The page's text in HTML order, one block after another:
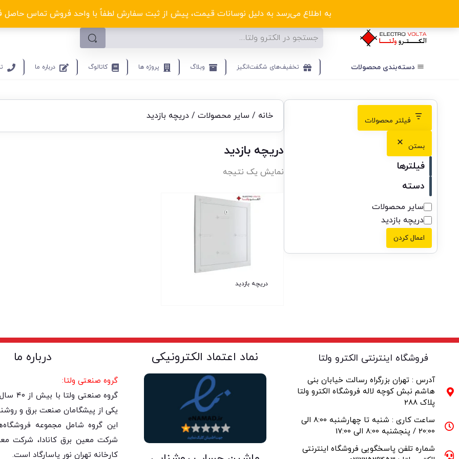
به اطلاع می‌رسد به دلیل نوسانات قیمت، پیش از ثبت سفارش لطفاً با واحد فروش تماس حاصل
الکترو ولتا با تخفیف‌های شگفت‌انگیز! کلیک کنید
دسته‌بندی‌ محصولات تخفیف‌های شگفت‌انگیز وبلاگ پروژه ها کاتالوگ درباره ما
فیلتر محصولات
بستن
فیلترها
دسته
سایر محصولات
دریچه بازدید
اعمال کردن
خانه / سایر محصولات / دریچه بازدید
دریچه بازدید
نمایش یک نتیجه
دریچه بازدید
فروشگاه اینترنتی الکترو ولتا
آدرس : تهران بزرگراه رسالت خیابان بنی
هاشم نبش کوچه لاله فروشگاه الکترو ولتا
پلاک 288
ساعت کاری : شنبه تا چهارشنبه 8:00 الی
20:00 / پنجشنبه 8:00 الی 17:00
شماره تلفن پاسخگویی فروشگاه اینترنتی
نماد اعتماد الکترونیکی درباره ما
گروه صنعتی ولتا:
گروه
یکی از پیشگامان صنعت برق و
این گروه شامل مجموعه
شرکت معین برق کانادا، شرکت
کارخانه تهران نور پاسارگاد است.